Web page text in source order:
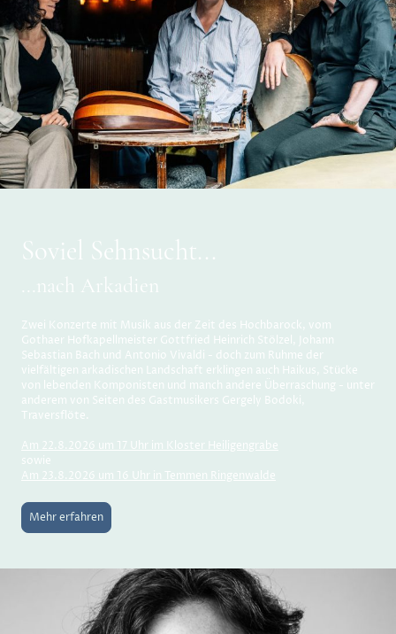
Soviel Sehnsucht...
...nach Arkadien
Zwei Konzerte mit Musik aus der Zeit des Hochbarock, vom
Gothaer Hofkapellmeister Gottfried Heinrich Stölzel, Johann
Sebastian Bach und Antonio Vivaldi - doch zum Ruhme der
vielfältigen arkadischen Landschaft erklingen auch Haikus, Stücke
von lebenden Komponisten und manch andere Überraschung - unter
anderem von Seiten des Gastmusikers Gergely Bodoki,
Traversflöte.
Am 22.8.2026 um 17 Uhr im Kloster Heiligengrabe
sowie
Am 23.8.2026 um 16 Uhr in Temmen Ringenwalde
Mehr erfahren